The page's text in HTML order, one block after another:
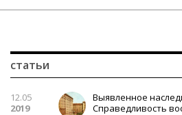
статьи
12.05
2019
Выявленное
Справедливость